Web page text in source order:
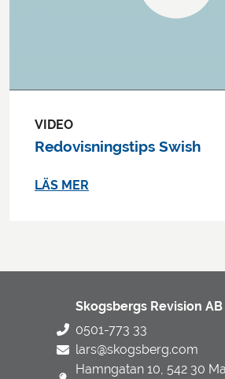
VIDEO
Redovisningstips Swish
LÄS MER
Skogsbergs Revision AB
0501-773 33
lars@skogsberg.com
Hamngatan 10, 542 30